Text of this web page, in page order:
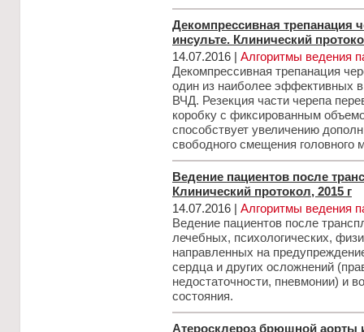
Декомпрессивная трепанация
инсульте. Клинический
14.07.2016 | Алгоритмы ведения
Декомпрессивная трепанация
один из наиболее эффективных в
ВЧД. Резекция части черепа
коробку с фиксированным
способствует увеличению
свободного смещения головного
Ведение пациентов после
Клинический протокол, 2015 г
14.07.2016 | Алгоритмы ведения
Ведение пациентов после
лечебных, психологических,
направленных на
сердца и других осложнений
недостаточности, пневмонии) и
состояния.
Атеросклероз брюшной аорты